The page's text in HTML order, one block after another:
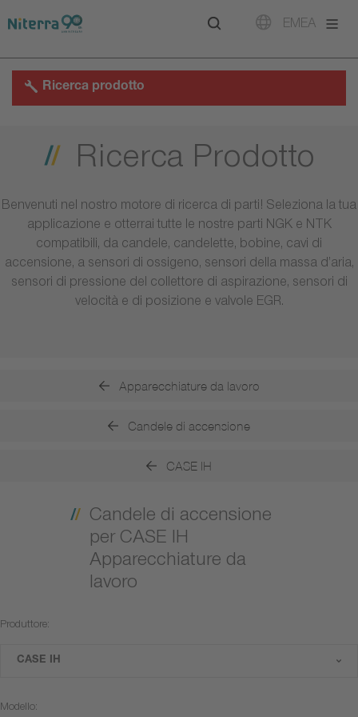
to
to
to
EMEA
Ricerca prodotto
Ricerca Prodotto
Benvenuti nel nostro motore di ricerca di parti! Seleziona la tua
applicazione e otterrai tutte le nostre parti NGK e NTK
compatibili, da candele, candelette, bobine, cavi di
accensione, a sensori di ossigeno, sensori della massa d’aria,
sensori di pressione del collettore di aspirazione, sensori di
velocità e di posizione e valvole EGR.
Apparecchiature da lavoro
Candele di accensione
CASE IH
Candele di accensione
per CASE IH
Apparecchiature da
lavoro
Produttore:
CASE IH
Modello: